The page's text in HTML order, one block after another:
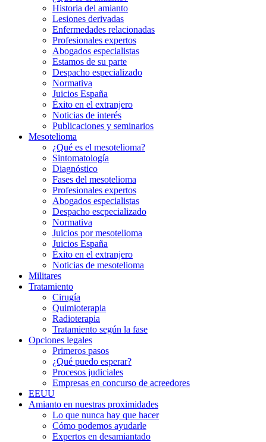
Historia del amianto
Lesiones derivadas
Enfermedades relacionadas
Profesionales expertos
Abogados especialistas
Estamos de su parte
Despacho especializado
Normativa
Juicios España
Éxito en el extranjero
Noticias de interés
Publicaciones y seminarios
Mesotelioma
¿Qué es el mesotelioma?
Sintomatología
Diagnóstico
Fases del mesotelioma
Profesionales expertos
Abogados especialistas
Despacho escpecializado
Normativa
Juicios por mesotelioma
Juicios España
Éxito en el extranjero
Noticias de mesotelioma
Militares
Tratamiento
Cirugía
Quimioterapia
Radioterapia
Tratamiento según la fase
Opciones legales
Primeros pasos
¿Qué puedo esperar?
Procesos judiciales
Empresas en concurso de acreedores
EEUU
Amianto en nuestras proximidades
Lo que nunca hay que hacer
Cómo podemos ayudarle
Expertos en desamiantado